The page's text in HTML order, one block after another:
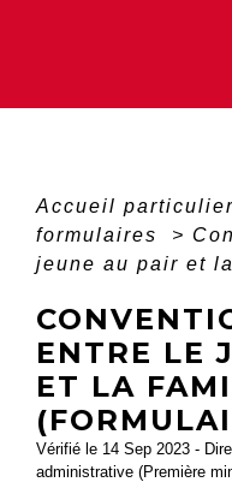
Accueil
formulaires
>
jeune au pair et
ENTRE LE
ET LA
Vérifié le 14 Sep 2023 -
administrative (Première